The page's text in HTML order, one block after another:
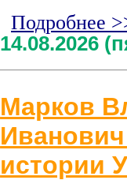
Подробнее
14.08.2026
Марков
истории